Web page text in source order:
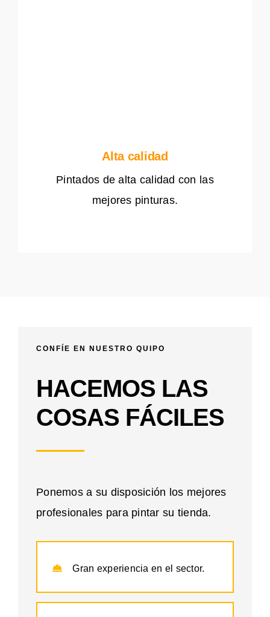
Alta calidad
Pintados de alta calidad con las
mejores pinturas.
CONFÍE EN NUESTRO QUIPO
HACEMOS LAS
COSAS FÁCILES
Ponemos a su disposición los mejores
profesionales para pintar su tienda.
Gran experiencia en el sector.